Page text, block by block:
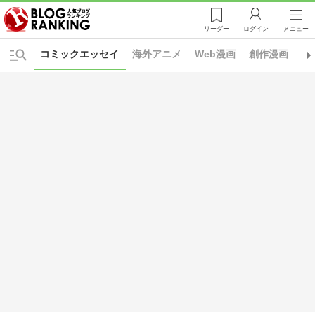
リーダー ログイン メニュー
海外アニメ Web漫画 創作漫画 1
コミックエッセイ